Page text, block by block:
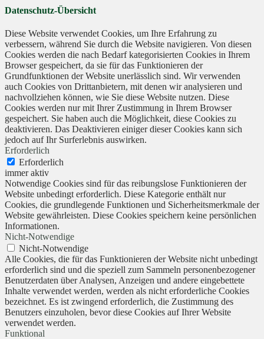
Datenschutz-Übersicht
Diese Website verwendet Cookies, um Ihre Erfahrung zu
verbessern, während Sie durch die Website navigieren. Von diesen
Cookies werden die nach Bedarf kategorisierten Cookies in Ihrem
Browser gespeichert, da sie für das Funktionieren der
Grundfunktionen der Website unerlässlich sind. Wir verwenden
auch Cookies von Drittanbietern, mit denen wir analysieren und
nachvollziehen können, wie Sie diese Website nutzen. Diese
Cookies werden nur mit Ihrer Zustimmung in Ihrem Browser
gespeichert. Sie haben auch die Möglichkeit, diese Cookies zu
deaktivieren. Das Deaktivieren einiger dieser Cookies kann sich
jedoch auf Ihr Surferlebnis auswirken.
Erforderlich
Erforderlich
immer aktiv
Notwendige Cookies sind für das reibungslose Funktionieren der
Website unbedingt erforderlich. Diese Kategorie enthält nur
Cookies, die grundlegende Funktionen und Sicherheitsmerkmale der
Website gewährleisten. Diese Cookies speichern keine persönlichen
Informationen.
Nicht-Notwendige
Nicht-Notwendige
Alle Cookies, die für das Funktionieren der Website nicht unbedingt
erforderlich sind und die speziell zum Sammeln personenbezogener
Benutzerdaten über Analysen, Anzeigen und andere eingebettete
Inhalte verwendet werden, werden als nicht erforderliche Cookies
bezeichnet. Es ist zwingend erforderlich, die Zustimmung des
Benutzers einzuholen, bevor diese Cookies auf Ihrer Website
verwendet werden.
Funktional